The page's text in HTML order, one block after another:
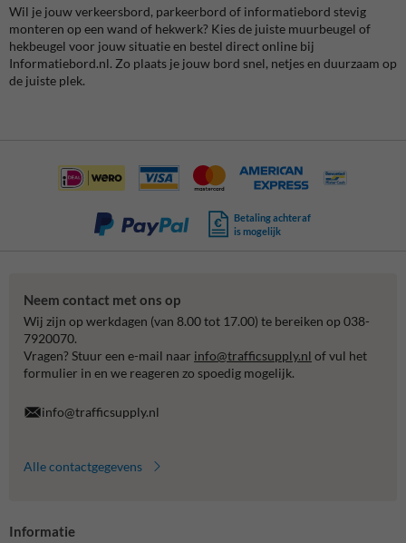
Wil je jouw verkeersbord, parkeerbord of informatiebord stevig
monteren op een wand of hekwerk? Kies de juiste muurbeugel of
hekbeugel voor jouw situatie en bestel direct online bij
Informatiebord.nl. Zo plaats je jouw bord snel, netjes en duurzaam op
de juiste plek.
Betaling achteraf
is mogelijk
Neem contact met ons op
Wij zijn op werkdagen (van 8.00 tot 17.00) te bereiken op 038-
7920070.
Vragen? Stuur een e-mail naar info@trafficsupply.nl of vul het
formulier in en we reageren zo spoedig mogelijk.
info@trafficsupply.nl
Alle contactgegevens
Informatie